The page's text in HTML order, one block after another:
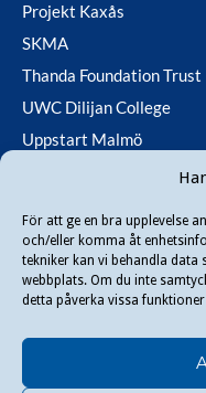
För att ge en bra upplevelse
och/eller komma åt
tekniker kan vi behandla data
webbplats. Om du inte
detta påverka vissa
Projekt Kaxås
SKMA
Thanda Foundation Trust
UWC Dilijan College
Uppstart Malmö
Copyright © 2026 Danir.